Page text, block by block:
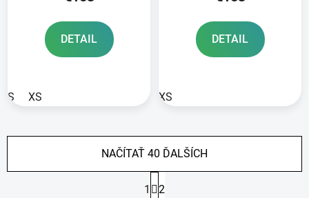
DETAIL
S XS
DETAIL
XS
NAČÍTAŤ 40 ĎALŠÍCH
t
1 2